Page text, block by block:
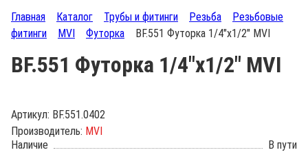
у
Главная Каталог Трубы и фитинги Резьба
Резьбовые
фитинги
MVI Футорка BF.551 Футорка 1/4"х1/2" MVI
BF.551 Футорка 1/4"х1/2" MVI
Артикул: BF.551.0402
Производитель: MVI
Наличие
В пути